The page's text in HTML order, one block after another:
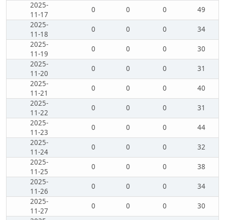
2025-
11-17
0 0 0
49
2025-
11-18
0 0 0
34
2025-
11-19
0 0 0
30
2025-
11-20
0 0 0
31
2025-
11-21
0 0 0
40
2025-
11-22
0 0 0
31
2025-
11-23
0 0 0
44
2025-
11-24
0 0 0
32
2025-
11-25
0 0 0
38
2025-
11-26
0 0 0
34
2025-
11-27
0 0 0
30